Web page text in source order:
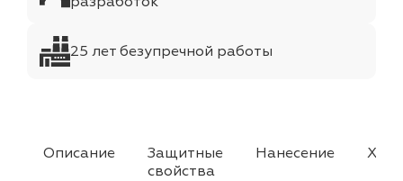
25 лет безупречной работы
Описание
Защитные
свойства
Нанесение